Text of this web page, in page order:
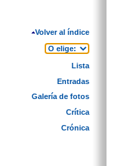
Volver al índice
Lista
Entradas
Galería de fotos
Crítica
Crónica